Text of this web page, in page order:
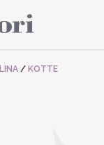
/ KOTTE